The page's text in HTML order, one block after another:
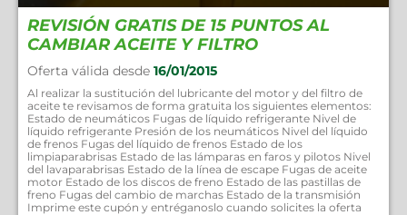
REVISIÓN GRATIS DE 15 PUNTOS AL
CAMBIAR ACEITE Y FILTRO
Oferta válida desde 16/01/2015
Al realizar la sustitución del lubricante del motor y del filtro de
aceite te revisamos de forma gratuita los siguientes elementos:
Estado de neumáticos Fugas de líquido refrigerante Nivel de
líquido refrigerante Presión de los neumáticos Nivel del líquido
de frenos Fugas del líquido de frenos Estado de los
limpiaparabrisas Estado de las lámparas en faros y pilotos Nivel
del lavaparabrisas Estado de la línea de escape Fugas de aceite
motor Estado de los discos de freno Estado de las pastillas de
freno Fugas del cambio de marchas Estado de la transmisión
Imprime este cupón y entréganoslo cuando solicites la oferta